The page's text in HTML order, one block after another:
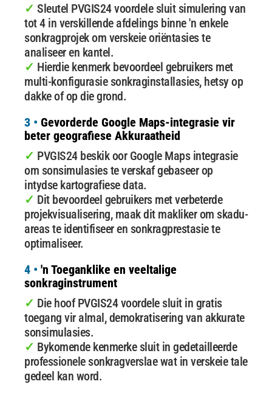
✓ Sleutel PVGIS24 voordele sluit simulering van
tot 4 in verskillende afdelings binne 'n enkele
sonkragprojek om verskeie oriëntasies te
analiseer en kantel.
✓ Hierdie kenmerk bevoordeel gebruikers met
multi-konfigurasie sonkraginstallasies, hetsy op
dakke of op die grond.
3 • Gevorderde Google Maps-integrasie vir
beter geografiese Akkuraatheid
✓ PVGIS24 beskik oor Google Maps integrasie
om sonsimulasies te verskaf gebaseer op
intydse kartografiese data.
✓ Dit bevoordeel gebruikers met verbeterde
projekvisualisering, maak dit makliker om skadu-
areas te identifiseer en sonkragprestasie te
optimaliseer.
4 • 'n Toeganklike en veeltalige
sonkraginstrument
✓ Die hoof PVGIS24 voordele sluit in gratis
toegang vir almal, demokratisering van akkurate
sonsimulasies.
✓ Bykomende kenmerke sluit in gedetailleerde
professionele sonkragverslae wat in verskeie tale
gedeel kan word.